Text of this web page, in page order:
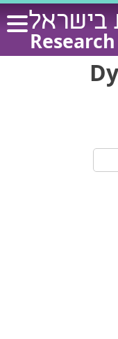
בישראל